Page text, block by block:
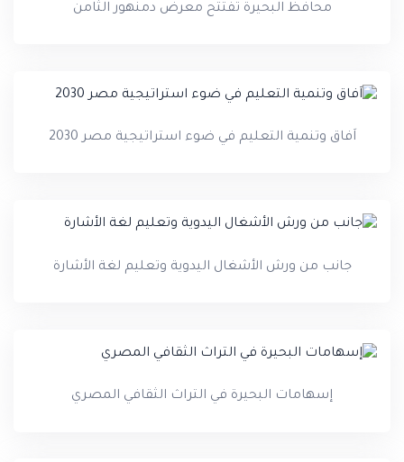
محافظ البحيرة تفتتح معرض دمنهور الثامن
اَفاق وتنمية التعليم في ضوء استراتيجية مصر 2030
جانب من ورش الأشغال اليدوية وتعليم لغة الأشارة
إسهامات البحيرة في التراث الثقافي المصري